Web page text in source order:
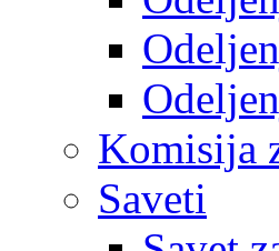
Komisija
Saveti